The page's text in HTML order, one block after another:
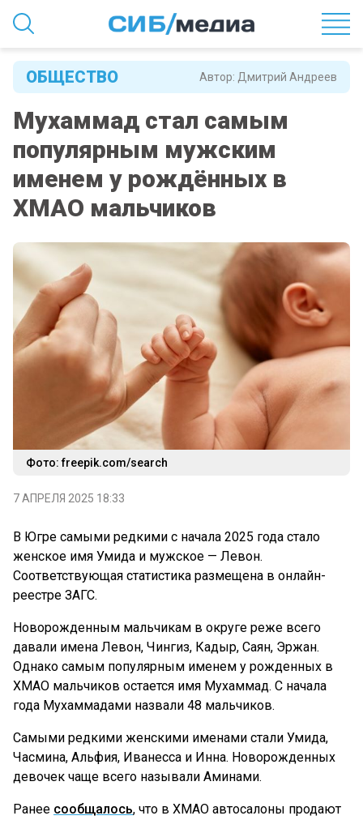
Автор: Дмитрий Андреев
ОБЩЕСТВО
Мухаммад стал самым
популярным мужским
именем у рождённых в
ХМАО мальчиков
Фото: freepik.com/search
7 АПРЕЛЯ 2025 18:33
В Югре самыми редкими с начала 2025 года стало
женское имя Умида и мужское — Левон.
Соответствующая статистика размещена в онлайн-
реестре ЗАГС.
Новорожденным мальчикам в округе реже всего
давали имена Левон, Чингиз, Кадыр, Саян, Эржан.
Однако самым популярным именем у рожденных в
ХМАО мальчиков остается имя Мухаммад. С начала
года Мухаммадами назвали 48 мальчиков.
Самыми редкими женскими именами стали Умида,
Часмина, Альфия, Иванесса и Инна. Новорожденных
девочек чаще всего называли Аминами.
Ранее сообщалось, что в ХМАО автосалоны продают